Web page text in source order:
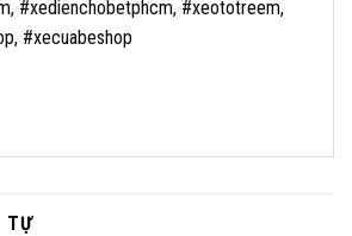
#xedienchobetphcm, #xeototreem,
#xecuabeshop
TỰ